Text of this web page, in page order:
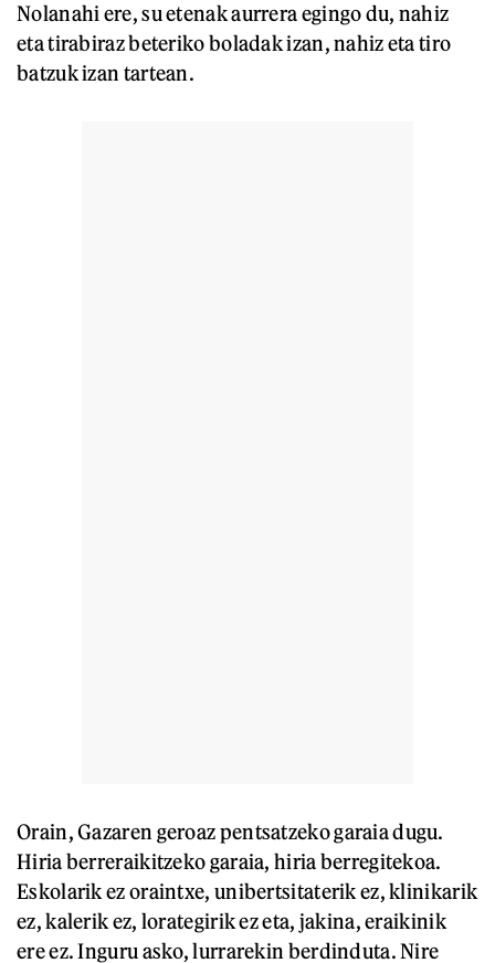
Nolanahi ere, su etenak aurrera egingo du, nahiz
eta tirabiraz beteriko boladak izan, nahiz eta tiro
batzuk izan tartean.
Orain, Gazaren geroaz pentsatzeko garaia dugu.
Hiria berreraikitzeko garaia, hiria berregitekoa.
Eskolarik ez oraintxe, unibertsitaterik ez, klinikarik
ez, kalerik ez, lorategirik ez eta, jakina, eraikinik
ere ez. Inguru asko, lurrarekin berdinduta. Nire